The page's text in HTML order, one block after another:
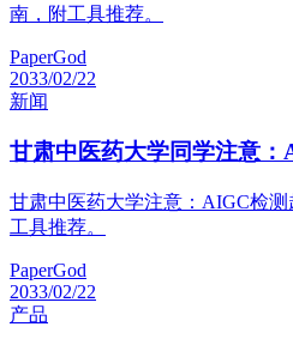
南，附工具推荐。
PaperGod
2033/02/22
新闻
甘肃中医药大学同学注意
甘肃中医药大学注意：AIGC检
工具推荐。
PaperGod
2033/02/22
产品